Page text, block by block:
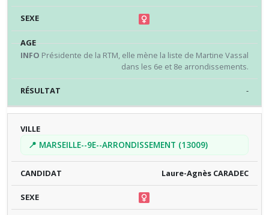
Présidente de la RTM, elle mène la liste de Martine Vassal
dans les 6e et 8e arrondissements.
-
📍 MARSEILLE--9E--ARRONDISSEMENT (13009)
Laure-Agnès CARADEC